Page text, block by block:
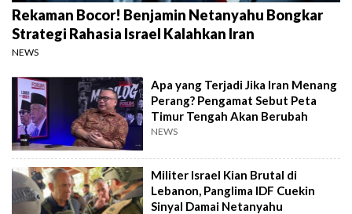
Rekaman Bocor! Benjamin Netanyahu Bongkar
Strategi Rahasia Israel Kalahkan Iran
NEWS
Apa yang Terjadi Jika Iran Menang
Perang? Pengamat Sebut Peta
Timur Tengah Akan Berubah
NEWS
Militer Israel Kian Brutal di
Lebanon, Panglima IDF Cuekin
Sinyal Damai Netanyahu